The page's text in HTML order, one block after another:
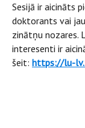
Sesijā ir aicināts
doktorants vai
zinātņu nozares.
interesenti ir
šeit: https://lu-